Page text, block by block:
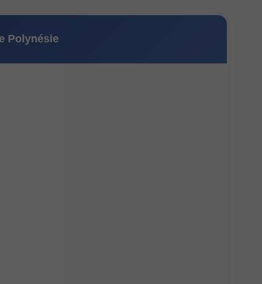
Polynésie